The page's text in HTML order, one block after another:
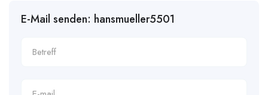
E-Mail senden: hansmueller5501